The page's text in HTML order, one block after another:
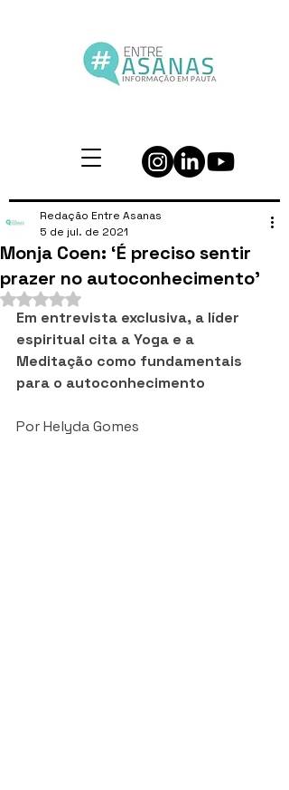
Monja Coen: ‘É preciso sentir
prazer no autoconhecimento’
Redação Entre Asanas
5 de jul. de 2021
Avaliado com NaN de 5 estrelas.
Em entrevista exclusiva, a líder
espiritual cita a Yoga e a
Meditação como fundamentais
para o autoconhecimento
Por Helyda Gomes